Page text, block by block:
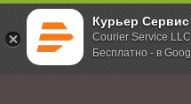
Курьер Сервис
Courier Service LLC
Бесплатно - в
; Главная О компании